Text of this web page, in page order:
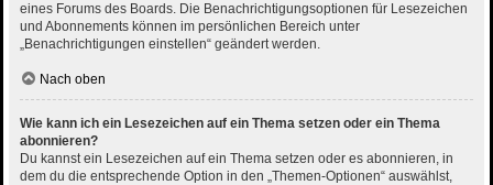
eines Forums des Boards. Die Benachrichtigungsoptionen für Lesezeichen
und Abonnements können im persönlichen Bereich unter
„Benachrichtigungen einstellen“ geändert werden.
Nach oben
Wie kann ich ein Lesezeichen auf ein Thema setzen oder ein Thema
abonnieren?
Du kannst ein Lesezeichen auf ein Thema setzen oder es abonnieren, in
dem du die entsprechende Option in den „Themen-Optionen“ auswählst,